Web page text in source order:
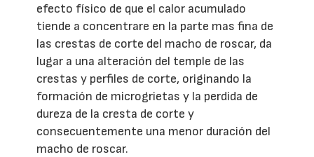
efecto físico de que el calor acumulado
tiende a concentrare en la parte mas fina de
las crestas de corte del macho de roscar, da
lugar a una alteración del temple de las
crestas y perfiles de corte, originando la
formación de microgrietas y la perdida de
dureza de la cresta de corte y
consecuentemente una menor duración del
macho de roscar.